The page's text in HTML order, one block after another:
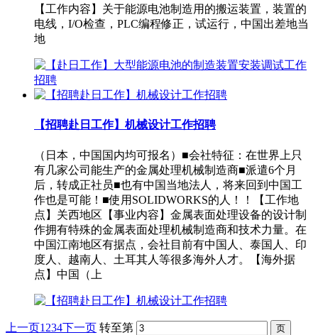
【工作内容】关于能源电池制造用的搬运装置，装置的
电线，I/O检查，PLC编程修正，试运行，中国出差地当
地
【招聘赴日工作】机械设计工作招聘
（日本，中国国内均可报名）■会社特征：在世界上只
有几家公司能生产的金属处理机械制造商■派遣6个月
后，转成正社员■也有中国当地法人，将来回到中国工
作也是可能！■使用SOLIDWORKS的人！！【工作地
点】关西地区【事业内容】金属表面处理设备的设计制
作拥有特殊的金属表面处理机械制造商和技术力量。在
中国江南地区有据点，会社目前有中国人、泰国人、印
度人、越南人、土耳其人等很多海外人才。【海外据
点】中国（上
上一页1 234下一页 转至第